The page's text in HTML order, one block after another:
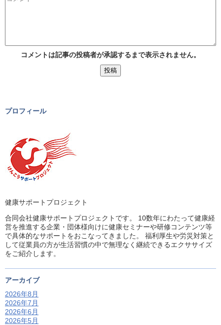
コメントは記事の投稿者が承認するまで表示されません。
プロフィール
健康サポートプロジェクト
合同会社健康サポートプロジェクトです。 10数年にわたって健康経
営を推進する企業・団体様向けに健康セミナーや研修コンテンツ等
で具体的なサポートをおこなってきました。 福利厚生や労災対策と
して従業員の方が生活習慣の中で無理なく継続できるエクササイズ
をご紹介します。
アーカイブ
2026年8月
2026年7月
2026年6月
2026年5月